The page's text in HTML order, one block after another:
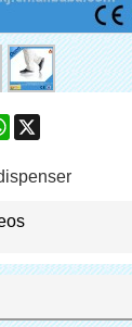
WhatsApp